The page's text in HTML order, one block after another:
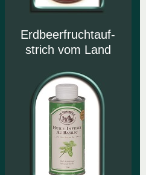
Erdbeerfruchtauf-
strich vom Land